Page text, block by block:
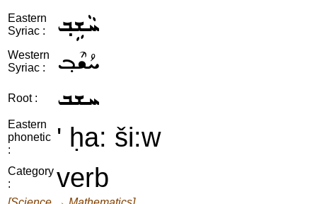
Eastern
Syriac :
ܚܵܫܹܒ݂
Western
Syriac :
ܚܳܫܶܒ݂
Root : ܚܫܒ
Eastern
phonetic
:
' ḥa: ši:w
Category
:
verb